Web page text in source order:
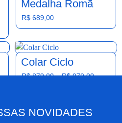
Medalha Romã
R$ 689,00
Colar Ciclo
R$879,00 – R$979,00
NOVIDADES